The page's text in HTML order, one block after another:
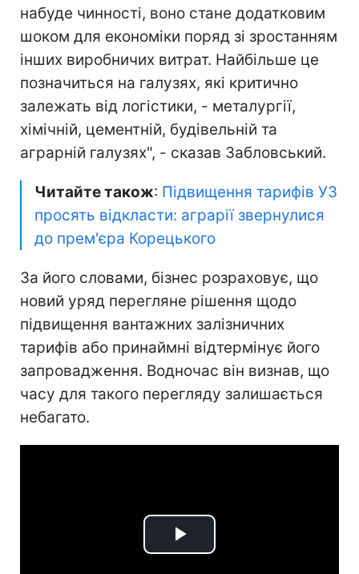
набуде чинності, воно стане додатковим
шоком для економіки поряд зі зростанням
інших виробничих витрат. Найбільше це
позначиться на галузях, які критично
залежать від логістики, - металургії,
хімічній, цементній, будівельній та
аграрній галузях", - сказав Забловський.
Читайте також: Підвищення тарифів УЗ
просять відкласти: аграрії звернулися
до прем'єра Корецького
За його словами, бізнес розраховує, що
новий уряд перегляне рішення щодо
підвищення вантажних залізничних
тарифів або принаймні відтермінує його
запровадження. Водночас він визнав, що
часу для такого перегляду залишається
небагато.
Play